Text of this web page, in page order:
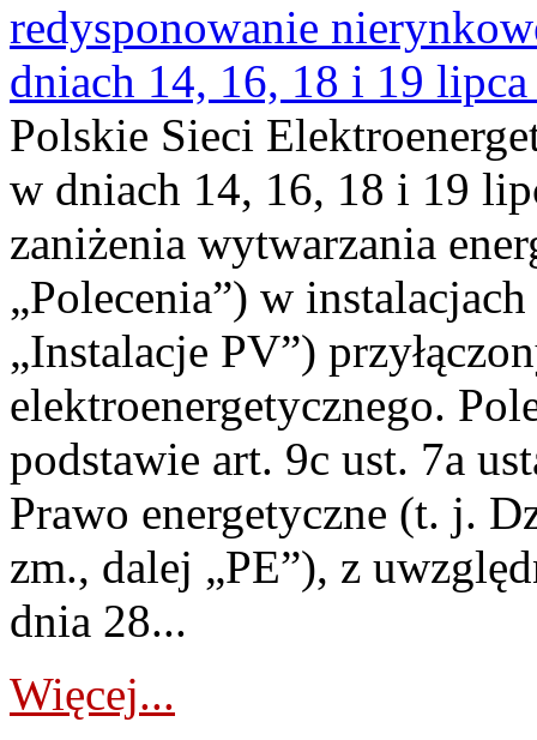
redysponowanie
dniach 14, 16, 18 i 19
Polskie Sieci
w dniach 14, 16, 18 i 19
zaniżenia wytwarzania
„Polecenia”) w
„Instalacje PV”)
elektroenergetycznego.
podstawie art. 9c ust. 7a
Prawo energetyczne (t. j.
zm., dalej „PE”), z
dnia 28...
Więcej...